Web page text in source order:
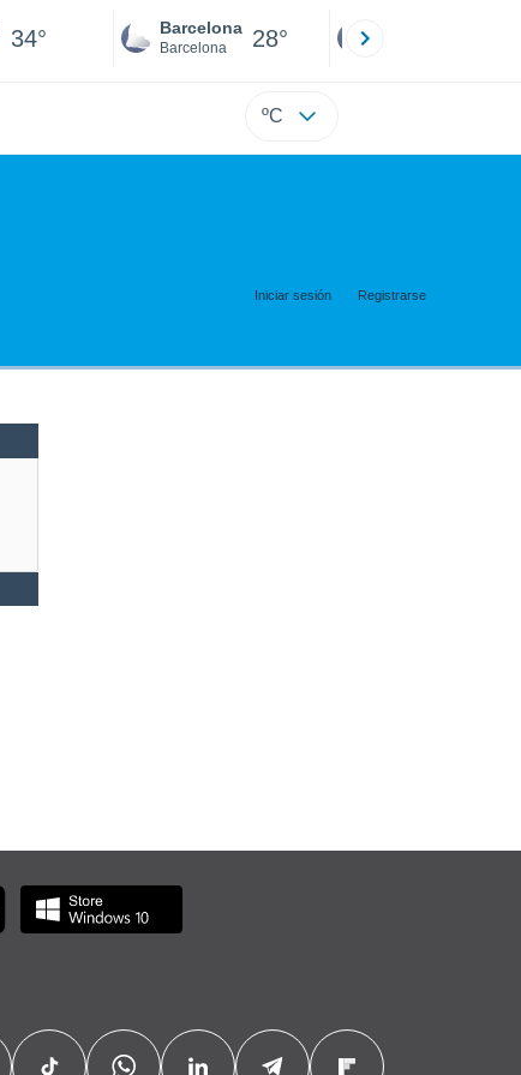
34° Barcelona
Barcelona 28°
ºC
Iniciar sesión Registrarse